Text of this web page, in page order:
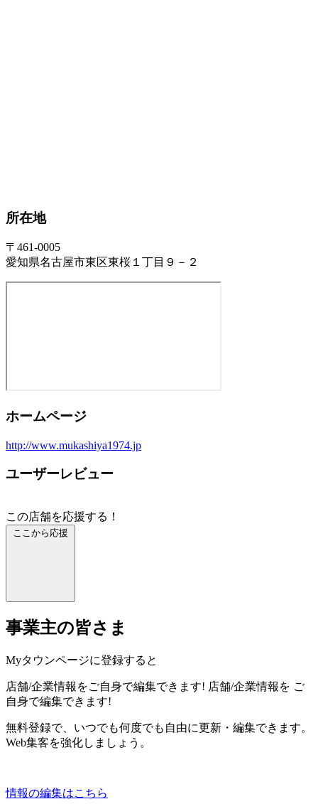
所在地
〒461-0005
愛知県名古屋市東区東桜１丁目９－２
ホームページ
http://www.mukashiya1974.jp
ユーザーレビュー
この店舗を応援する！
ここから応援
事業主の皆さま
Myタウンページに登録すると
店舗/企業情報をご自身で編集できます! 店舗/企業情報を ご
自身で編集できます!
無料登録で、いつでも何度でも自由に更新・編集できます。
Web集客を強化しましょう。
情報の編集はこちら